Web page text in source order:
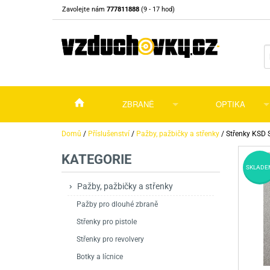
Zavolejte nám 777811888 (9 - 17 hod)
ZBRANĚ
Vzduchovky Vzduchovky na
Příslušenství pro
Vzduchovky PCP
Vzduchovky
Vzduchové pistole a revolveryPříslušenství
Plynové pistole a revolvery
Perkusní zbraně
Pušky
Nože Nože s pevnou
OPTIKA
Puškohledy
Dalekohledy a
Kolimátory, lasery
Noční vidění a
Domů / Příslušenství / Pažby, pažbičky a střenky / Střenky KSD
KATEGORIE
Pažby, pažbičky a střenky
Pažby pro dlouhé zbraně
Střenky pro pistole
Střenky pro revolvery
Botky a lícnice